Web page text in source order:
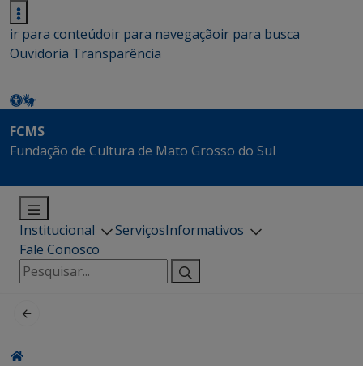
ir para conteúdoir para navegaçãoir para busca
Ouvidoria Transparência
FCMS
Fundação de Cultura de Mato Grosso do Sul
Institucional ServiçosInformativos
Fale Conosco
Pesquisar
por: